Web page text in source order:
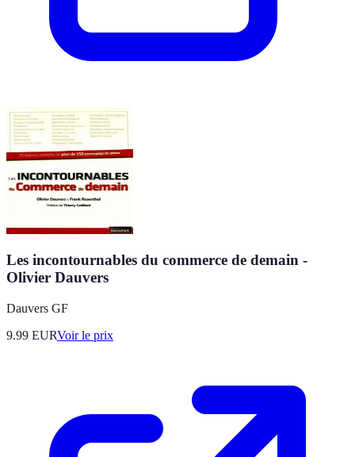
Les incontournables du commerce de demain -
Olivier Dauvers
Dauvers GF
9.99 EURVoir le prix